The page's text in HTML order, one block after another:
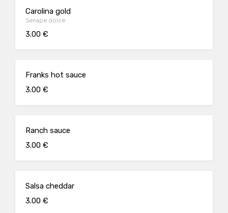
Carolina gold
Senape dolce
3.00 €
Franks hot sauce
3.00 €
Ranch sauce
3.00 €
Salsa cheddar
3.00 €